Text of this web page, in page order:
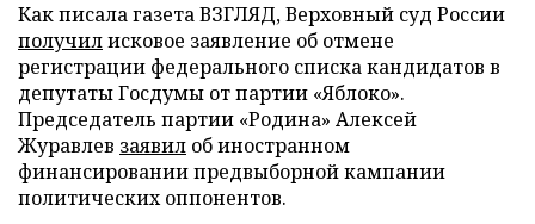
Как писала газета ВЗГЛЯД, Верховный суд России
получилисковое заявление об отмене
регистрации федерального списка кандидатов в
депутаты Госдумы от партии «Яблоко».
Председатель партии «Родина» Алексей
Журавлев заявил об иностранном
финансировании предвыборной кампании
политических оппонентов.